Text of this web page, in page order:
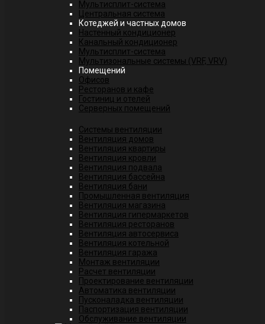
Мультисплит-система
Центральная система
Котеджей и частных домов
Настенный кондиционер
Канальный кондиционер
Мультисплит-система
Мультизональные системы (VRF, VRV)
Помещений
Офисов
Ресторанов и кафе
Гостиниц и отелей
Серверных помещений
Системы вентиляции
Вентиляция домов
Вентиляция квартиры
Вентиляция кровли
Вентиляция подвала
Вентиляция бассейна
Вентиляция бани
Промышленная вентиляция
Вентиляция магазина
Вентиляция гипермаркетов
Вентиляция ресторанов
Вентиляция автосервиса
Вентиляция котельной
Вентиляция гаража
Монтаж вентиляции
Расчет вентиляции
Проектирование вентиляции
Автоматика вентиляции
Пусконаладка вентиляции
Паспортизация вентиляции
Обслуживание вентиляции